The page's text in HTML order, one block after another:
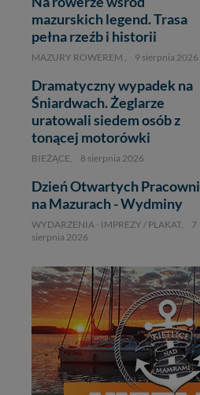
mazurskich legend. Trasa
pełna rzeźb i historii
MAZURY ROWEREM , 9 sierpnia 2026
Dramatyczny wypadek na
Śniardwach. Żeglarze
uratowali siedem osób z
tonącej motorówki
BIEŻĄCE, 8 sierpnia 2026
Dzień Otwartych Pracowni
na Mazurach - Wydminy
WYDARZENIA - IMPREZY / PLAKAT,
7
sierpnia 2026